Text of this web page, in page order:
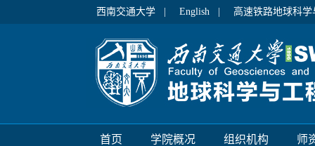
西南交通大学 | English | 高速铁路地球科
首页 学院概况 组织机构 师